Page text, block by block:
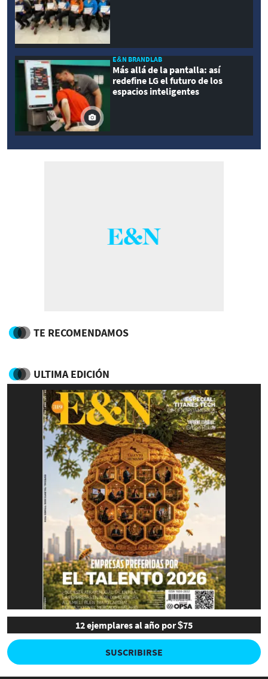
E&N BRANDLAB
Más allá de la pantalla: así
redefine LG el futuro de los
espacios inteligentes
TE RECOMENDAMOS
ULTIMA EDICIÓN
12 ejemplares al año por $75
SUSCRIBIRSE